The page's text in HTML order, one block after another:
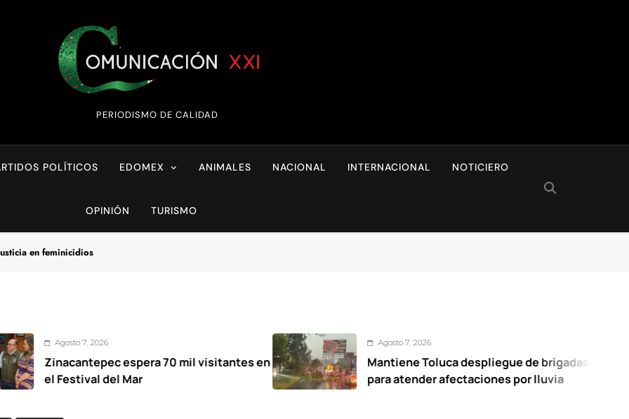
Comunicación XXI
PERIODISMO DE CALIDAD
POLÍTICOS EDOMEX ANIMALES NACIONAL INTERNACIONAL NOTICIERO
OPINIÓN TURISMO
en feminicidios
7, 2026
espera 70 mil visitantes en
del Mar
Agosto 7, 2026
Mantiene Toluca despliegue de brigadas
para atender afectaciones por lluvia